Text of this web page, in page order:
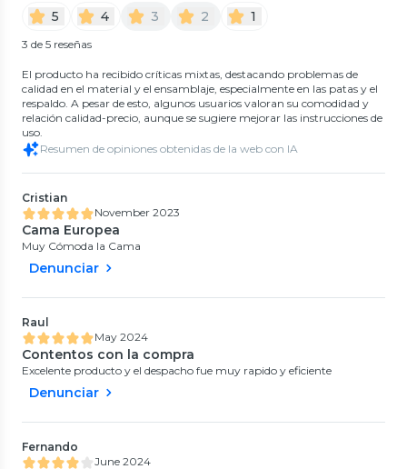
5 4 3 2 1
3 de 5 reseñas
El producto ha recibido críticas mixtas, destacando problemas de
calidad en el material y el ensamblaje, especialmente en las patas y el
respaldo. A pesar de esto, algunos usuarios valoran su comodidad y
relación calidad-precio, aunque se sugiere mejorar las instrucciones de
uso.
Resumen de opiniones obtenidas de la web con IA
Cristian
November 2023
Cama Europea
Muy Cómoda la Cama
Denunciar
Raul
May 2024
Contentos con la compra
Excelente producto y el despacho fue muy rapido y eficiente
Denunciar
Fernando
June 2024